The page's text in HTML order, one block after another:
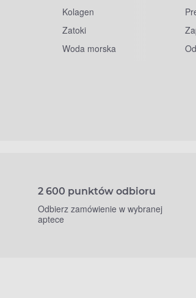
Kolagen
Zatoki
Woda morska
2 600 punktów odbioru
Odbierz zamówienie w wybranej
aptece